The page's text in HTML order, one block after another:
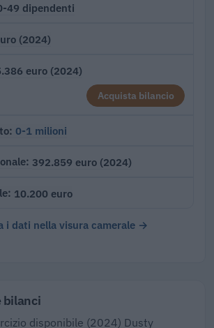
49 dipendenti
(2024)
euro (2024)
Acquista bilancio
0-1 milioni
392.859 euro (2024)
10.200 euro
i dati nella visura camerale →
bilanci
disponibile (2024) Dusty